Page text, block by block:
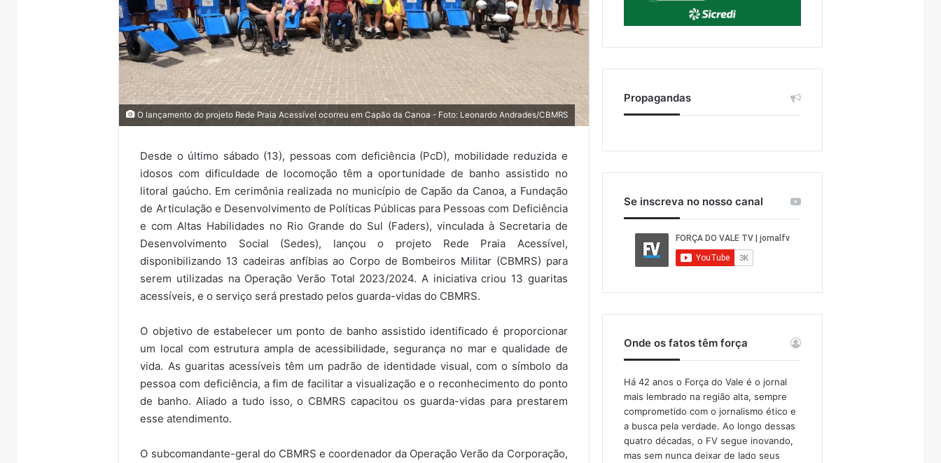
O lançamento do projeto Rede Praia Acessível ocorreu em Capão da Canoa - Foto: Leonardo Andrades/CBMRS
Desde o último sábado (13), pessoas com deficiência (PcD), mobilidade reduzida e
idosos com dificuldade de locomoção têm a oportunidade de banho assistido no
litoral gaúcho. Em cerimônia realizada no município de Capão da Canoa, a Fundação
de Articulação e Desenvolvimento de Políticas Públicas para Pessoas com Deficiência
e com Altas Habilidades no Rio Grande do Sul (Faders), vinculada à Secretaria de
Desenvolvimento Social (Sedes), lançou o projeto Rede Praia Acessível,
disponibilizando 13 cadeiras anfíbias ao Corpo de Bombeiros Militar (CBMRS) para
serem utilizadas na Operação Verão Total 2023/2024. A iniciativa criou 13 guaritas
acessíveis, e o serviço será prestado pelos guarda-vidas do CBMRS.
O objetivo de estabelecer um ponto de banho assistido identificado é proporcionar
um local com estrutura ampla de acessibilidade, segurança no mar e qualidade de
vida. As guaritas acessíveis têm um padrão de identidade visual, com o símbolo da
pessoa com deficiência, a fim de facilitar a visualização e o reconhecimento do ponto
de banho. Aliado a tudo isso, o CBMRS capacitou os guarda-vidas para prestarem
esse atendimento.
O subcomandante-geral do CBMRS e coordenador da Operação Verão da Corporação,
Propagandas
Se inscreva no nosso canal
Onde os fatos têm força
Há 42 anos o Força do Vale é o jornal
mais lembrado na região alta, sempre
comprometido com o jornalismo ético e
a busca pela verdade. Ao longo dessas
quatro décadas, o FV segue inovando,
mas sem nunca deixar de lado seus